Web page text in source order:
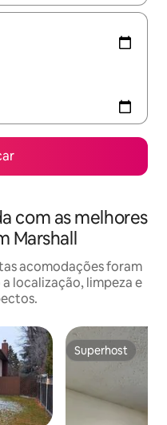
com as melhores
Marshall
acomodações foram
localização, limpeza e
hóspedes Superhost
Superhost